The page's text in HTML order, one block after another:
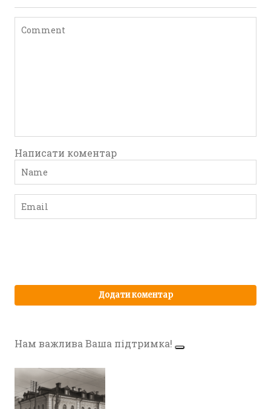
Написати коментар
Нам важлива Ваша підтримка!